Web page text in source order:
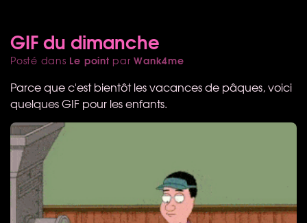
GIF du dimanche
Posté dans Le point parWank4me
Parce que c'est bientôt les vacances de pâques, voici
quelquesGIF pour les enfants.